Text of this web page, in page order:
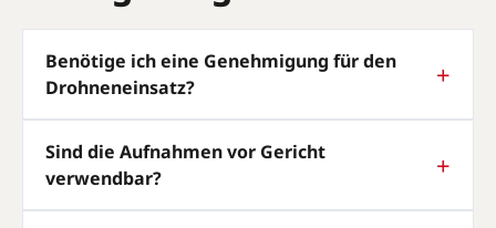
Benötige ich eine Genehmigung für den
Drohneneinsatz?
Sind die Aufnahmen vor Gericht
verwendbar?